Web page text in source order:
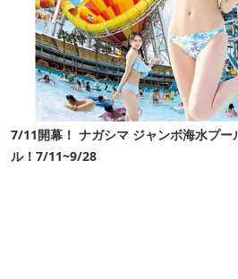
7/11開幕！ ナガシマ ジャンボ海水プ
ル！7/11~9/28